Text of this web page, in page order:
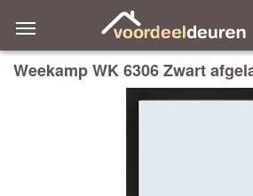
Weekamp WK 6306 Zwart